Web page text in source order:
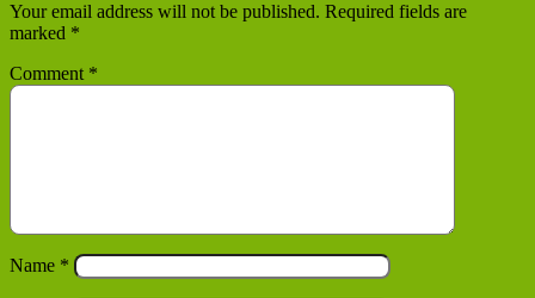
Your email address will not be published. Required fields are
marked *
Comment *
Name *